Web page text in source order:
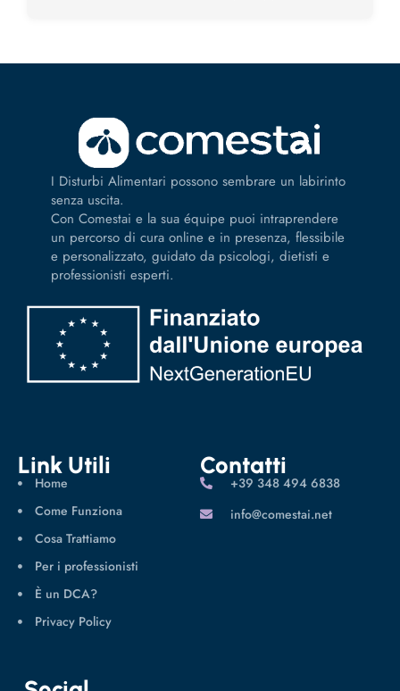
I Disturbi Alimentari possono sembrare un labirinto
senza uscita.
Con Comestai e la sua équipe puoi intraprendere
un percorso di cura online e in presenza, flessibile
e personalizzato, guidato da psicologi, dietisti e
professionisti esperti.
Link Utili
Home
Come Funziona
Cosa Trattiamo
Per i professionisti
È un DCA?
Privacy Policy
Contatti
‪+39 348 494 6838
info@comestai.net